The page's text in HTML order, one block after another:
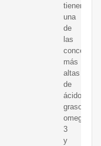
tienen
una
de
las
más
altas
de
ácidos
grasos
omega
3
y